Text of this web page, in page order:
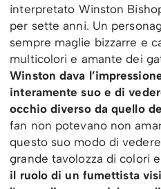
interpretato Winston
per sette anni. Un
sempre maglie bizzarre e
multicolori e amante dei
Winston dava
interamente suo e di
occhio diverso da quello
fan non potevano non
questo suo modo di
grande tavolozza di colori
il ruolo di un fumettista